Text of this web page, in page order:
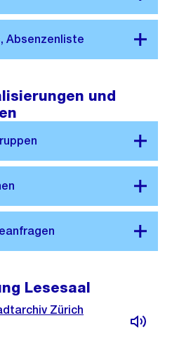
und
Lesesaal
Zürich